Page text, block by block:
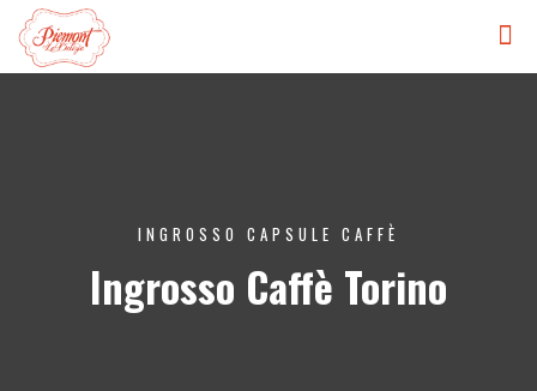
INGROSSO CAPSULE CAFFÈ
Ingrosso Caffè Torino